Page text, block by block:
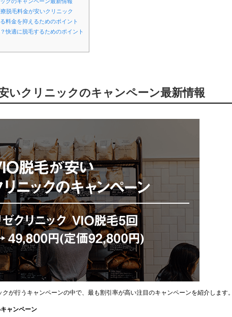
クのキャンペーン最新情報
脱毛料金が安いクリニック
料金を抑えるためのポイント
快適に脱毛するためのポイント
いクリニックのキャンペーン最新情報
が行うキャンペーンの中で、最も割引率が高い注目のキャンペーンを紹介します。
ャンペーン